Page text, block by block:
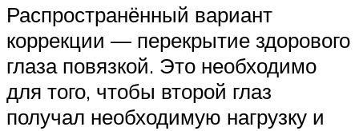
Распространённый вариант
коррекции — перекрытие здорового
глаза повязкой. Это необходимо
для того, чтобы второй глаз
получал необходимую нагрузку и